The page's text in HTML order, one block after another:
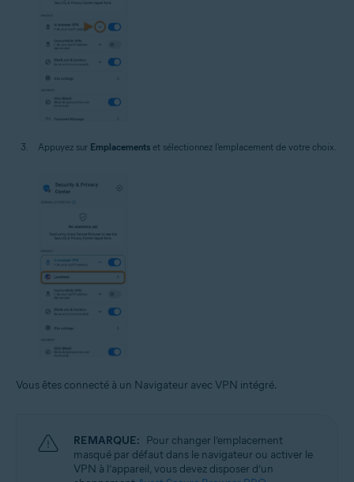
Appuyez sur Emplacements et sélectionnez l'emplacement de votre choix.
Vous êtes connecté à un Navigateur avec VPN intégré.
REMARQUE: Pour changer l’emplacement
masqué par défaut dans le navigateur ou activer le
VPN à l’appareil, vous devez disposer d’un